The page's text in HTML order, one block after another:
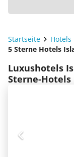
Startseite Hotels
5 Sterne Hotels
Luxushotels
Sterne-Hotels